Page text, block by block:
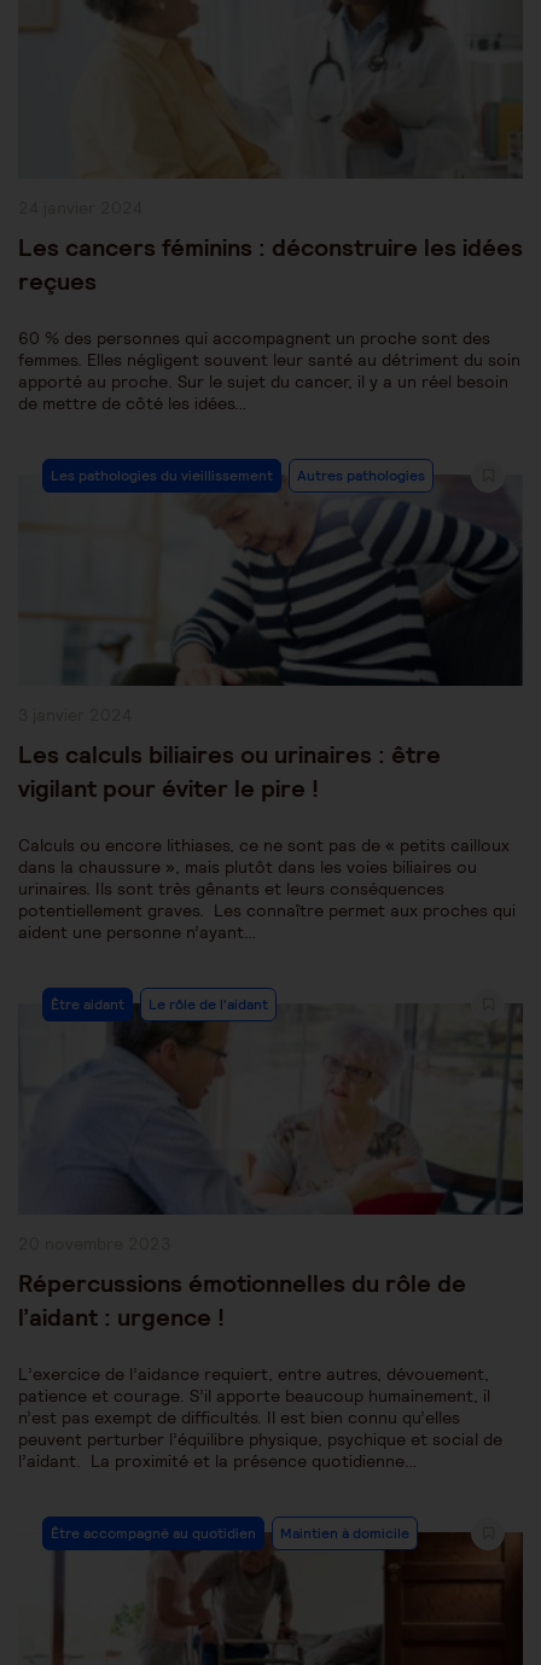
Les cancers féminins : déconstruire les idées
reçues
60 % des personnes qui accompagnent un proche sont des
femmes. Elles négligent souvent leur santé au détriment du soin
apporté au proche. Sur le sujet du cancer, il y a un réel besoin
de mettre de côté les idées…
Post
Category:
Les pathologies du vieillissement Autres pathologies
Les calculs biliaires ou urinaires : être
vigilant pour éviter le pire !
Calculs ou encore lithiases, ce ne sont pas de « petits cailloux
dans la chaussure », mais plutôt dans les voies biliaires ou
urinaires. Ils sont très gênants et leurs conséquences
potentiellement graves. Les connaître permet aux proches qui
aident une personne n’ayant…
Post
Category:
Être aidant Le rôle de l'aidant
Répercussions émotionnelles du rôle de
l’aidant : urgence !
L’exercice de l’aidance requiert, entre autres, dévouement,
patience et courage. S’il apporte beaucoup humainement, il
n’est pas exempt de difficultés. Il est bien connu qu’elles
peuvent perturber l’équilibre physique, psychique et social de
l’aidant. La proximité et la présence quotidienne…
Post
Category:
Être accompagné au quotidien Maintien à domicile